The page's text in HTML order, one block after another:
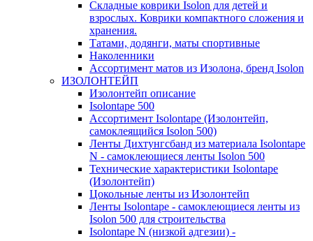
Складные коврики Isolon для детей и
взрослых. Коврики компактного сложения и
хранения.
Татами, додянги, маты спортивные
Наколенники
Ассортимент матов из Изолона, бренд Isolon
ИЗОЛОНТЕЙП
Изолонтейп описание
Isolontape 500
Ассортимент Isolontape (Изолонтейп,
самоклеящийся Isolon 500)
Ленты Дихтунгсбанд из материала Isolontape
N - самоклеющиеся ленты Isolon 500
Технические характеристики Isolontape
(Изолонтейп)
Цокольные ленты из Изолонтейп
Ленты Isolontape - самоклеющиеся ленты из
Isolon 500 для строительства
Isolontape N (низкой адгезии) -